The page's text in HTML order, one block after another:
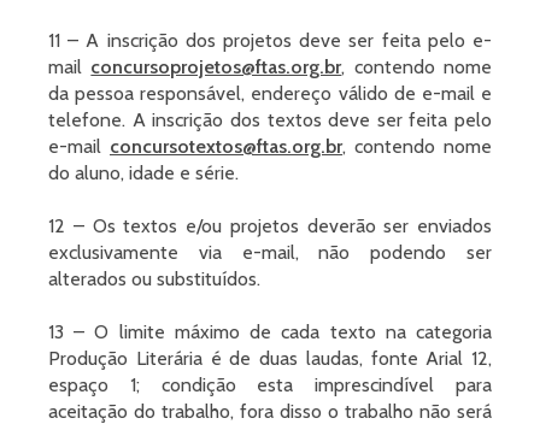
11 – A inscrição dos projetos deve ser feita pelo e-
mail concursoprojetos@ftas.org.br, contendo nome
da pessoa responsável, endereço válido de e-mail e
telefone. A inscrição dos textos deve ser feita pelo
e-mail concursotextos@ftas.org.br, contendo nome
do aluno, idade e série.
12 – Os textos e/ou projetos deverão ser enviados
exclusivamente via e-mail, não podendo ser
alterados ou substituídos.
13 – O limite máximo de cada texto na categoria
Produção Literária é de duas laudas, fonte Arial 12,
espaço 1; condição esta imprescindível para
aceitação do trabalho, fora disso o trabalho não será